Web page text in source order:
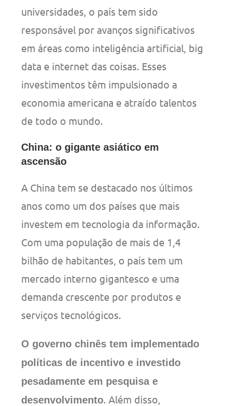
universidades, o país tem sido
responsável por avanços significativos
em áreas como inteligência artificial, big
data e internet das coisas. Esses
investimentos têm impulsionado a
economia americana e atraído talentos
de todo o mundo.
China: o gigante asiático em
ascensão
A China tem se destacado nos últimos
anos como um dos países que mais
investem em tecnologia da informação.
Com uma população de mais de 1,4
bilhão de habitantes, o país tem um
mercado interno gigantesco e uma
demanda crescente por produtos e
serviços tecnológicos.
O governo chinês tem implementado
políticas de incentivo e investido
pesadamente em pesquisa e
desenvolvimento. Além disso,